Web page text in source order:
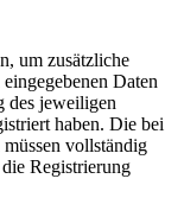
um zusätzliche
Daten
des jeweiligen
haben. Die bei
vollständig
Registrierung